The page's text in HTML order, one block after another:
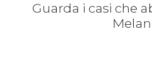
Guarda i casi che